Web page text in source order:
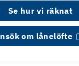
Se hur vi räknat
om lånelöfte